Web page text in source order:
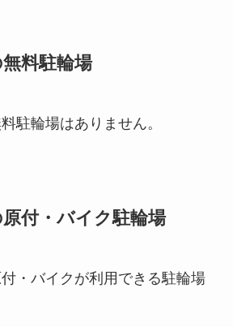
料駐輪場
駐輪場はありません。
付・バイク駐輪場
・バイクが利用できる駐輪場